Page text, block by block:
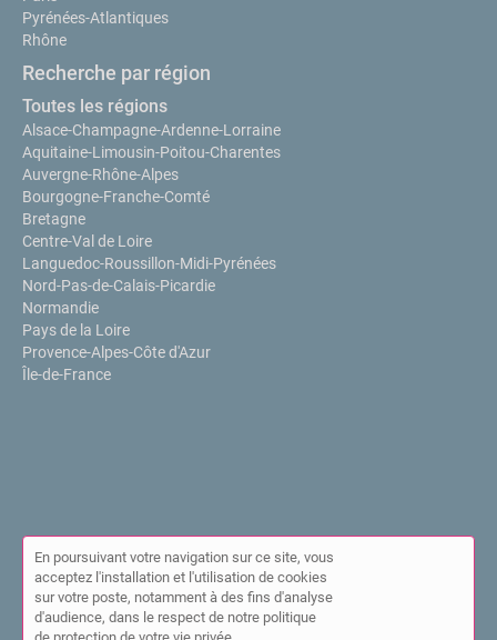
Pyrénées-Atlantiques
Rhône
Recherche par région
Toutes les régions
Alsace-Champagne-Ardenne-Lorraine
Aquitaine-Limousin-Poitou-Charentes
Auvergne-Rhône-Alpes
Bourgogne-Franche-Comté
Bretagne
Centre-Val de Loire
Languedoc-Roussillon-Midi-Pyrénées
Nord-Pas-de-Calais-Picardie
Normandie
Pays de la Loire
Provence-Alpes-Côte d'Azur
Île-de-France
© Annuaire de l'IPPP 2026 |Plan du site|Mon compte
Mentions légales|Cookies
En poursuivant votre navigation sur ce site, vous
acceptez l'installation et l'utilisation de cookies
sur votre poste, notamment à des fins d'analyse
d'audience, dans le respect de notre politique